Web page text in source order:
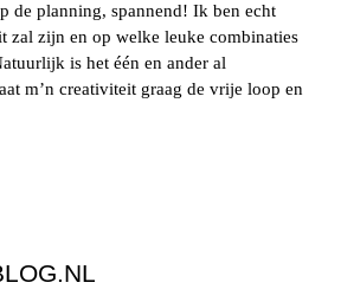
de planning, spannend! Ik ben echt
zal zijn en op welke leuke combinaties
is het één en ander al
m’n creativiteit graag de vrije loop en